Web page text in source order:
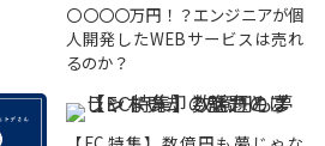
〇〇〇〇万円！？エンジニアが個
人開発したWEBサービスは売れ
るのか？